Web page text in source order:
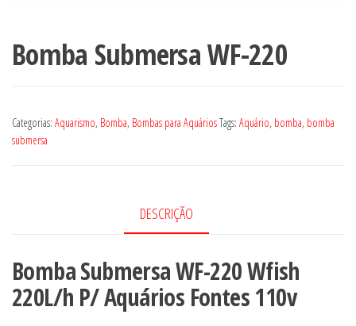
Bomba Submersa WF-220
Categorias: Aquarismo, Bomba, Bombas para AquáriosTags: Aquário, bomba, bomba
submersa
DESCRIÇÃO
Bomba Submersa WF-220 Wfish
220L/h P/ Aquários Fontes 110v